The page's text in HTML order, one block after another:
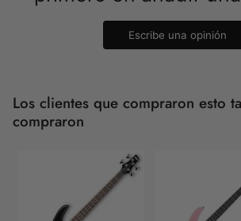
Escribe una opinión
Los clientes que compraron esto
compraron